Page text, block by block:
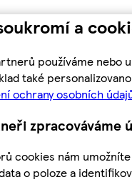
a
používáme
také
ochrany osobních
zpracováváme
cookies nám
o poloze a